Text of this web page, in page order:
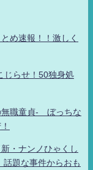
め速報！！激しく
じらせ！50独身処
職童貞- ぼっちな
・ナンノひゃくし
題な事件からおも